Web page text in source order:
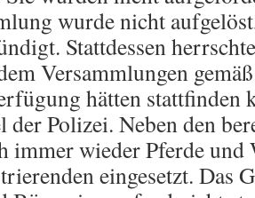
wurde nicht
Stattdessen
Versammlungen
hätten stattfinden
der Polizei. Neben den
immer wieder Pferde und
eingesetzt. Das